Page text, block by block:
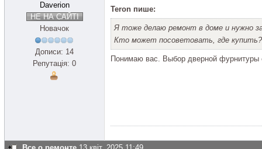
Daverion
НЕ НА САЙТІ
Новачок
Дописи: 14
Репутація: 0
Teron пише:
Я тоже делаю ремонт в доме и нужно
Кто может посоветовать, где купить?
Понимаю вас. Выбор дверной фурнитуры